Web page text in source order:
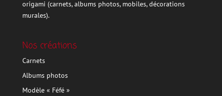
origami (carnets, albums photos, mobiles, décorations
murales).
Nos créations
Carnets
Albums photos
Modèle « Féfé »